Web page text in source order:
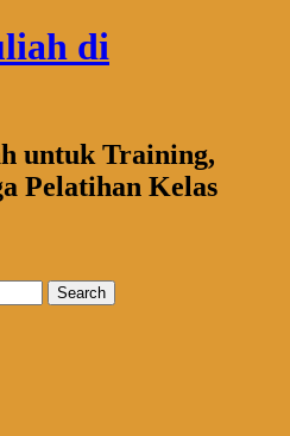
di
untuk Training,
Pelatihan Kelas